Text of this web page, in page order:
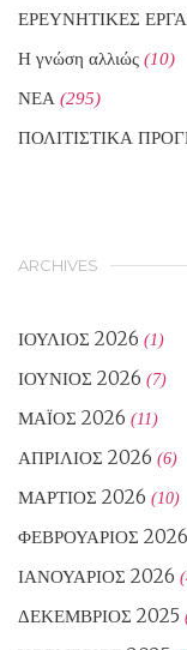
ΕΡΕΥΝΗΤΙΚΕΣ
Η γνώση αλλιώς (10)
ΝΕΑ (295)
ΠΟΛΙΤΙΣΤΙΚΑ
ARCHIVES
ΙΟΎΛΙΟΣ 2026 (1)
ΙΟΎΝΙΟΣ 2026 (7)
ΜΆΙΟΣ 2026 (11)
ΑΠΡΊΛΙΟΣ 2026 (6)
ΜΆΡΤΙΟΣ 2026 (10)
ΦΕΒΡΟΥΆΡΙΟΣ 2026
ΙΑΝΟΥΆΡΙΟΣ 2026
ΔΕΚΈΜΒΡΙΟΣ 2025